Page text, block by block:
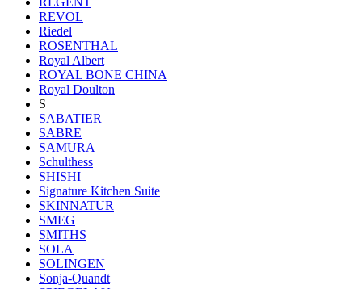
REVOL
Riedel
ROSENTHAL
Royal Albert
ROYAL BONE CHINA
Royal Doulton
S
SABATIER
SABRE
SAMURA
Schulthess
SHISHI
Signature Kitchen Suite
SKINNATUR
SMEG
SMITHS
SOLA
SOLINGEN
Sonja-Quandt